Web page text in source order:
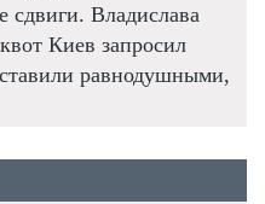
сдвиги. Владислава
Киев запросил
равнодушными,